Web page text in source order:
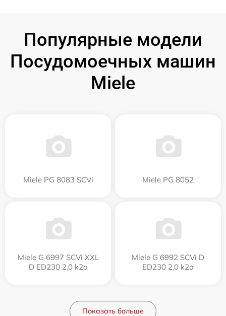
Популярные модели
Посудомоечных машин
Miele
Miele PG 8083 SCVi Miele PG 8052
Miele G 6997 SCVi XXL
D ED230 2,0 k2o
Miele G 6992 SCVi D
ED230 2,0 k2o
Показать больше